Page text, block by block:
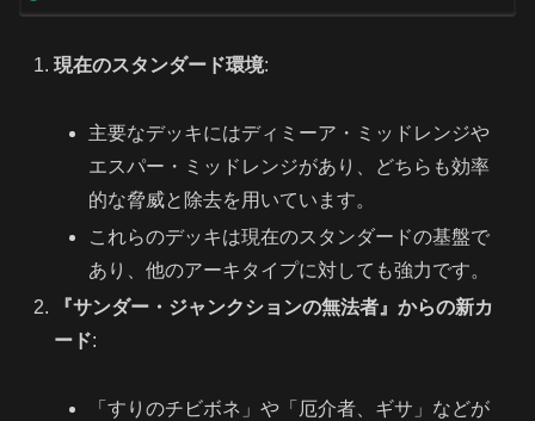
現在のスタンダード環境:
主要なデッキにはディミーア・ミッドレンジや
エスパー・ミッドレンジがあり、どちらも効率
的な脅威と除去を用いています。
これらのデッキは現在のスタンダードの基盤で
あり、他のアーキタイプに対しても強力です。
『サンダー・ジャンクションの無法者』からの新カ
ード:
「すりのチビボネ」や「厄介者、ギサ」などが